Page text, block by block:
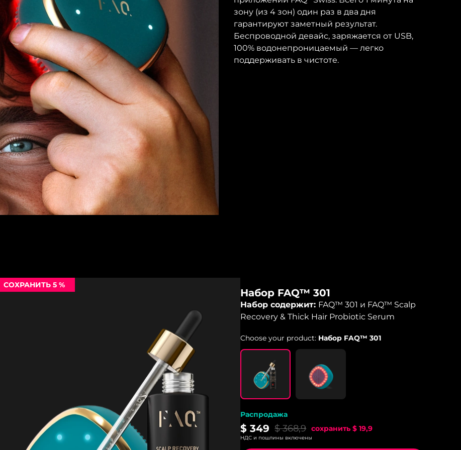
зону (из 4 зон) один раз в два дня
гарантируют заметный результат.
Беспроводной девайс, заряжается от USB,
100% водонепроницаемый — легко
поддерживать в чистоте.
СОХРАНИТЬ 5 %
Набор FAQ™ 301
Набор содержит: FAQ™ 301 и FAQ™ Scalp
Recovery & Thick Hair Probiotic Serum
Choose your product: Набор FAQ™ 301
Распродажа
$ 349 $ 368,9 сохранить$ 19,9
НДС и пошлины включены